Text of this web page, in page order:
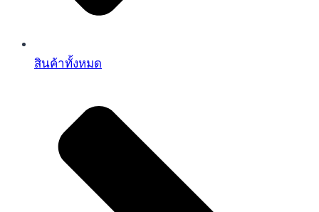
สินค้าทั้งหมด